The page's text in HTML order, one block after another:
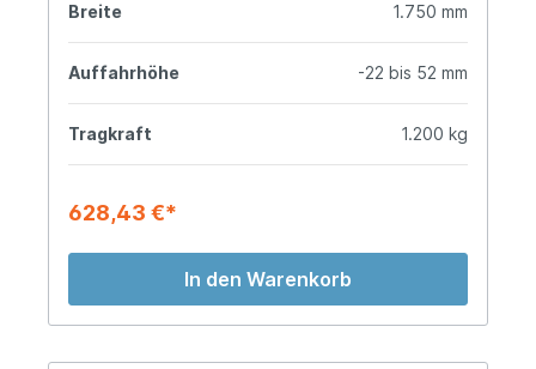
Breite 1.750 mm
Auffahrhöhe -22 bis 52 mm
Tragkraft 1.200 kg
628,43 €*
In den Warenkorb